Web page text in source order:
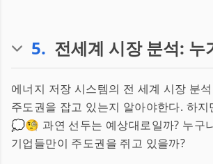
5. 전세계 시장 분석: 누
에너지 저장 시스템의 전 세계 시장 분
주도권을 잡고 있는지 알아야한다. 하
💭🧐 과연 선두는 예상대로일까? 누구
기업들만이 주도권을 쥐고 있을까?